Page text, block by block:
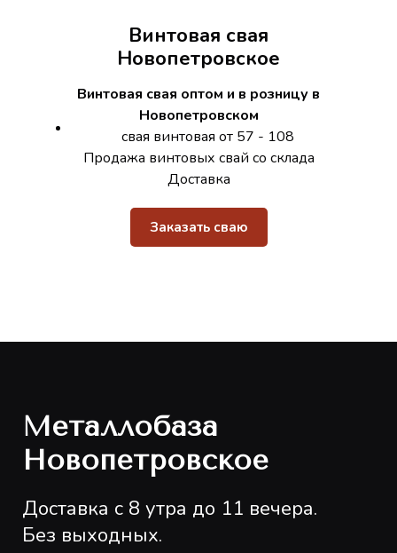
Винтовая свая
Новопетровское
Винтовая свая оптом и в розницу в
Новопетровском
свая винтовая от 57 - 108
Продажа винтовых свай со склада
Доставка
Заказать сваю
Металлобаза
Новопетровское
Доставка с 8 утра до 11 вечера.
Без выходных.